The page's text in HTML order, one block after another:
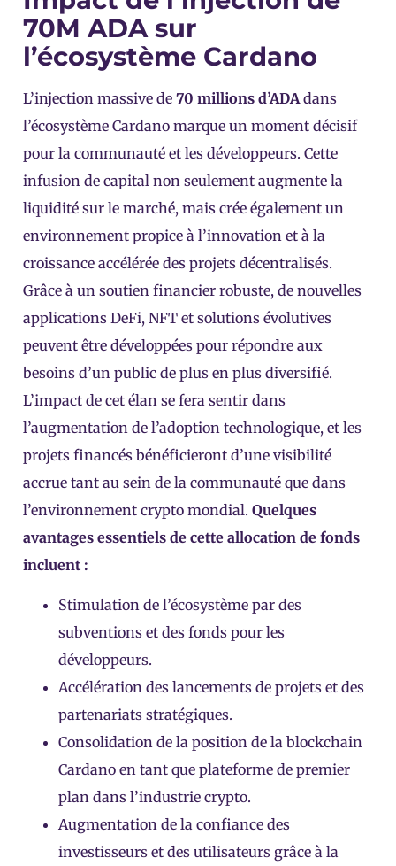
70M ADA sur
l’écosystème Cardano
L’injection massive de 70 millions d’ADA dans
l’écosystème Cardano marque un moment décisif
pour la communauté et les développeurs. Cette
infusion de capital non seulement augmente la
liquidité sur le marché, mais crée également un
environnement propice à l’innovation et à la
croissance accélérée des projets décentralisés.
Grâce à un soutien financier robuste, de nouvelles
applications DeFi, NFT et solutions évolutives
peuvent être développées pour répondre aux
besoins d’un public de plus en plus diversifié.
L’impact de cet élan se fera sentir dans
l’augmentation de l’adoption technologique, et les
projets financés bénéficieront d’une visibilité
accrue tant au sein de la communauté que dans
l’environnement crypto mondial. Quelques
avantages essentiels de cette allocation de fonds
incluent :
Stimulation de l’écosystème par des
subventions et des fonds pour les
développeurs.
Accélération des lancements de projets et des
partenariats stratégiques.
Consolidation de la position de la blockchain
Cardano en tant que plateforme de premier
plan dans l’industrie crypto.
Augmentation de la confiance des
investisseurs et des utilisateurs grâce à la